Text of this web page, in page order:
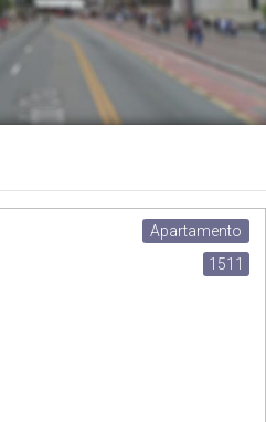
Apartamento
1511